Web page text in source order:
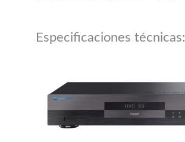
Especificaciones técnicas: